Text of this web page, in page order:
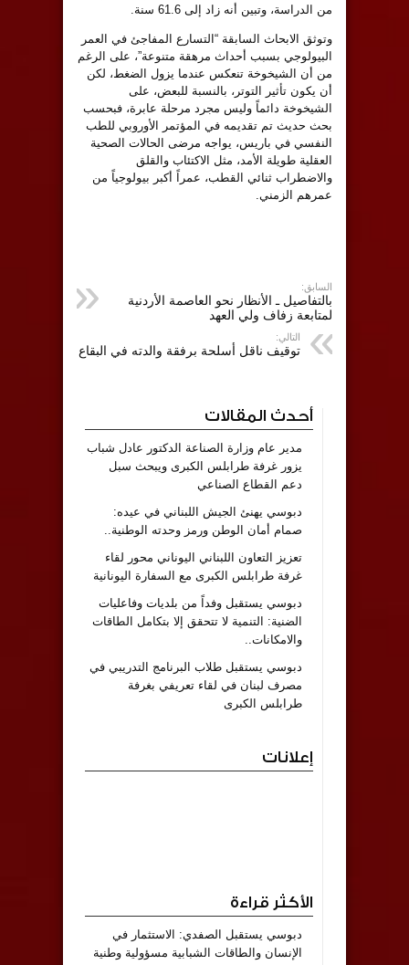
من الدراسة، وتبين أنه زاد إلى 61.6 سنة.
وتوثق الابحاث السابقة “التسارع المفاجئ في العمر
البيولوجي بسبب أحداث مرهقة متنوعة”، على الرغم
من أن الشيخوخة تنعكس عندما يزول الضغط، لكن
أن يكون تأثير التوتر، بالنسبة للبعض، على
الشيخوخة دائماً وليس مجرد مرحلة عابرة، فبحسب
بحث حديث تم تقديمه في المؤتمر الأوروبي للطب
النفسي في باريس، يواجه مرضى الحالات الصحية
العقلية طويلة الأمد، مثل الاكتئاب والقلق
والاضطراب ثنائي القطب، عمراً أكبر بيولوجياً من
عمرهم الزمني.
السابق:
بالتفاصيل ـ الأنظار نحو العاصمة الأردنية
لمتابعة زفاف ولي العهد
التالي:
توقيف ناقل أسلحة برفقة والدته في البقاع
أحدث المقالات
مدير عام وزارة الصناعة الدكتور عادل شباب
يزور غرفة طرابلس الكبرى ويبحث سبل
دعم القطاع الصناعي
دبوسي يهنئ الجيش اللبناني في عيده:
صمام أمان الوطن ورمز وحدته الوطنية..
تعزيز التعاون اللبناني اليوناني محور لقاء
غرفة طرابلس الكبرى مع السفارة اليونانية
دبوسي يستقبل وفداً من بلديات وفاعليات
الضنية: التنمية لا تتحقق إلا بتكامل الطاقات
والامكانات..
دبوسي يستقبل طلاب البرنامج التدريبي في
مصرف لبنان في لقاء تعريفي بغرفة
طرابلس الكبرى
إعلانات
الأكثر قراءة
دبوسي يستقبل الصفدي: الاستثمار في
الإنسان والطاقات الشبابية مسؤولية وطنية